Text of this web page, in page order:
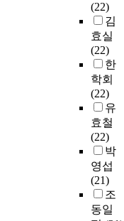
(22)
김
효실
(22)
한
학회
(22)
유
효철
(22)
박
영섭
(21)
조
동일